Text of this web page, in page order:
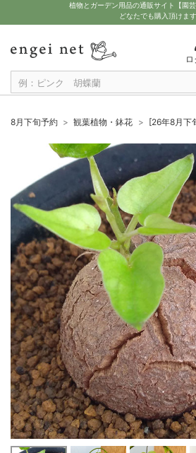
植物とガーデン用品の通販サイト【園
どなたでも購入頂けます
8月下旬予約 観葉植物・鉢花
[26年8月下
観葉植物特集
ポットサイズ別 3号～3.5号
珍奇植物ビザールプランツ